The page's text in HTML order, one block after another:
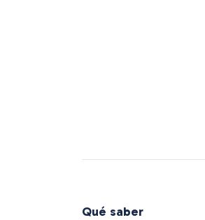
Qué saber